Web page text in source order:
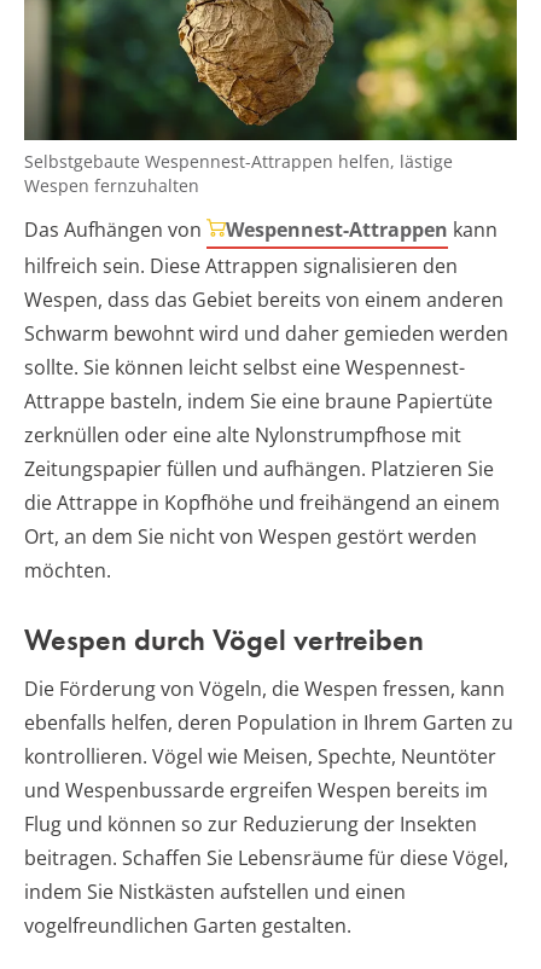
Selbstgebaute Wespennest-Attrappen helfen, lästige
Wespen fernzuhalten
Das Aufhängen von Wespennest-Attrappen kann
hilfreich sein. Diese Attrappen signalisieren den
Wespen, dass das Gebiet bereits von einem anderen
Schwarm bewohnt wird und daher gemieden werden
sollte. Sie können leicht selbst eine Wespennest-
Attrappe basteln, indem Sie eine braune Papiertüte
zerknüllen oder eine alte Nylonstrumpfhose mit
Zeitungspapier füllen und aufhängen. Platzieren Sie
die Attrappe in Kopfhöhe und freihängend an einem
Ort, an dem Sie nicht von Wespen gestört werden
möchten.
Wespen durch Vögel vertreiben
Die Förderung von Vögeln, die Wespen fressen, kann
ebenfalls helfen, deren Population in Ihrem Garten zu
kontrollieren. Vögel wie Meisen, Spechte, Neuntöter
und Wespenbussarde ergreifen Wespen bereits im
Flug und können so zur Reduzierung der Insekten
beitragen. Schaffen Sie Lebensräume für diese Vögel,
indem Sie Nistkästen aufstellen und einen
vogelfreundlichen Garten gestalten.